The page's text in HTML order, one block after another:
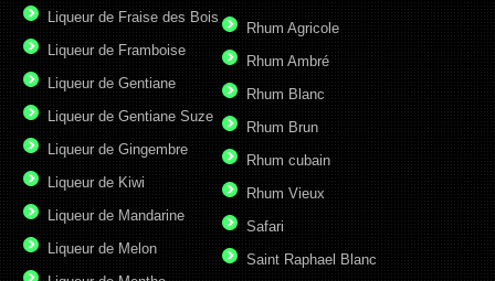
Liqueur de Fraise des Bois
Liqueur de Framboise
Liqueur de Gentiane
Liqueur de Gentiane Suze
Liqueur de Gingembre
Liqueur de Kiwi
Liqueur de Mandarine
Liqueur de Melon
Rhum Agricole
Rhum Ambré
Rhum Blanc
Rhum Brun
Rhum cubain
Rhum Vieux
Safari
Saint Raphael Blanc